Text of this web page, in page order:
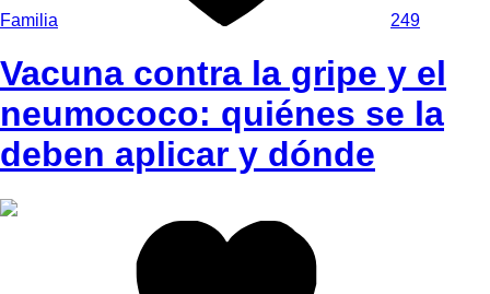
Familia 249
Vacuna contra la gripe y el
neumococo: quiénes se la
deben aplicar y dónde